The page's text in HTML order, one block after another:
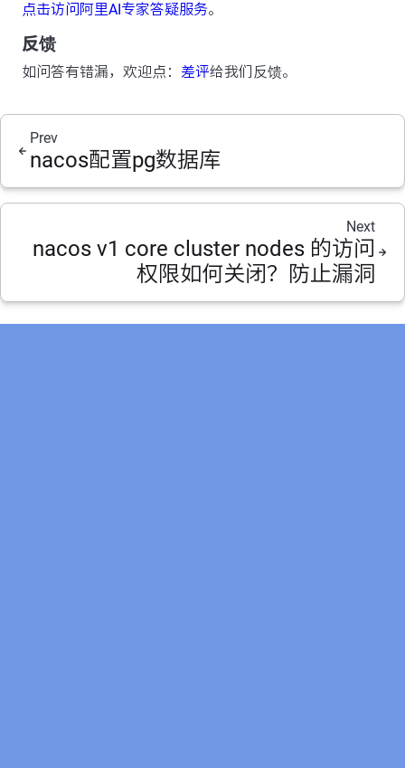
点击访问阿里AI专家答疑服务。
反馈
如问答有错漏，欢迎点： 差评给我们反馈。
Prev
nacos配置pg数据库
Next
nacos v1 core cluster nodes 的访问
权限如何关闭？防止漏洞